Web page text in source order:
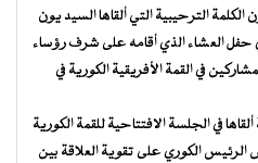
الترحيبية التي ألقاها السيد يون
حفل العشاء الذي أقامه على شرف رؤساء
في القمة الأفريقية الكورية في
في الجلسة الافتتاحية للقمة الكورية
الرئيس الكوري على تقوية العلاقة بين